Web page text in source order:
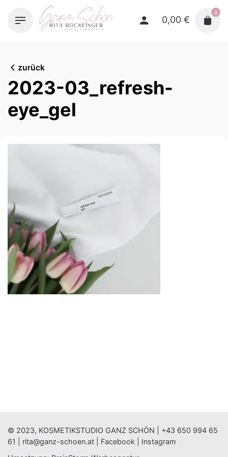
0,00 €
0
zurück
2023-03_refresh-
eye_gel
© 2023, KOSMETIKSTUDIO GANZ SCHÖN | +43 650 994 65
61
rita@ganz-schoen.at Facebook
Instagram